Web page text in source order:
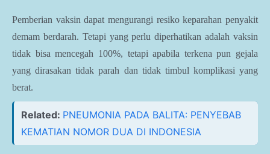
Pemberian vaksin dapat mengurangi resiko keparahan penyakit
demam berdarah. Tetapi yang perlu diperhatikan adalah vaksin
tidak bisa mencegah 100%, tetapi apabila terkena pun gejala
yang dirasakan tidak parah dan tidak timbul komplikasi yang
berat.
Related: PNEUMONIA PADA BALITA: PENYEBAB
KEMATIAN NOMOR DUA DI INDONESIA